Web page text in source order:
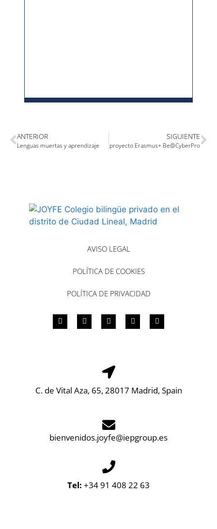
ANTERIOR
Lenguas muertas y aprendizaje
SIGUIENTE
proyecto Erasmus+ Be@CyberPro
AVISO LEGAL
POLÍTICA DE COOKIES
POLÍTICA DE PRIVACIDAD
C. de Vital Aza, 65, 28017 Madrid, Spain
bienvenidos.joyfe@iepgroup.es
Tel: +34 91 408 22 63